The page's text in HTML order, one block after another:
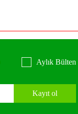
Aylık Bülten
Kayıt ol